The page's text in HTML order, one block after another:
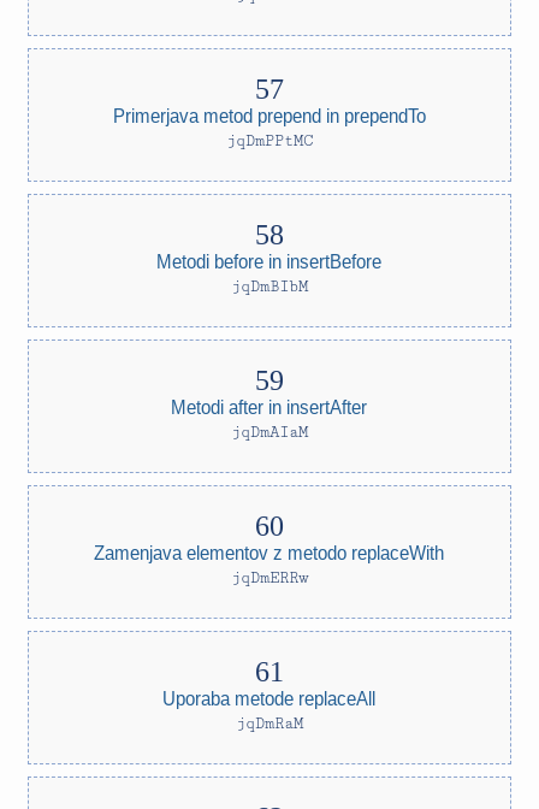
Primerjava metod prepend in prependTo
jqDmPPtMC
Metodi before in insertBefore
jqDmBIbM
Metodi after in insertAfter
jqDmAIaM
Zamenjava elementov z metodo replaceWith
jqDmERRw
Uporaba metode replaceAll
jqDmRaM